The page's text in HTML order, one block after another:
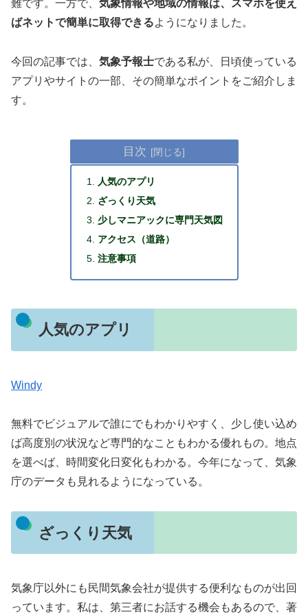
難です。一方で、 気象情報や地域の情報は、スマホを使え
ばネットで簡単に取得できるようになりました。
今回の記事では、 気象予報士である私が、日頃使っている
アプリやサイトの一部、その簡単なポイントをご紹介しま
す。
目次
人気のアプリ
ざっくり天気
少しマニアックに専門天気図
アクセス（道路）
注意事項
人気のアプリ
Windy
無料でビジュアルで誰にでもわかりやすく、少し使い込め
ば高度別の状況など専門的なこともわかる優れもの。地点
を選べば、時間変化日変化もわかる。今年になって、気象
庁のデータも見れるようになっている。
ざっくり天気
気象庁以外にも民間気象会社が提供する便利なものが出回
っています。私は、第三者にお話する機会もあるので、著